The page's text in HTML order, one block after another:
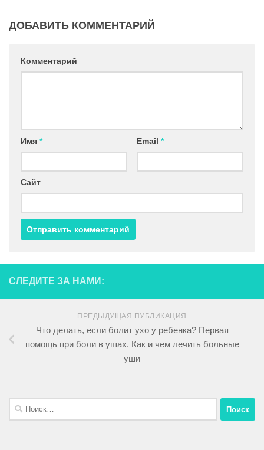
ДОБАВИТЬ КОММЕНТАРИЙ
Комментарий
Имя * Email *
Сайт
СЛЕДИТЕ ЗА НАМИ:
ПРЕДЫДУЩАЯ ПУБЛИКАЦИЯ
Что делать, если болит ухо у ребенка? Первая
помощь при боли в ушах. Как и чем лечить больные
уши